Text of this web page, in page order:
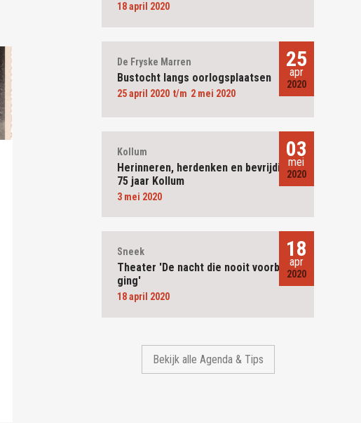
18 april 2020
De Fryske Marren
Bustocht langs oorlogsplaatsen
25 april 2020 2 mei 2020
25
apr
2020
Kollum
Herinneren, herdenken en bevrijding
75 jaar Kollum
3 mei 2020
03
mei
2020
Sneek
Theater 'De nacht die nooit voorbij
ging'
18 april 2020
18
apr
2020
Bekijk alle Agenda & Tips